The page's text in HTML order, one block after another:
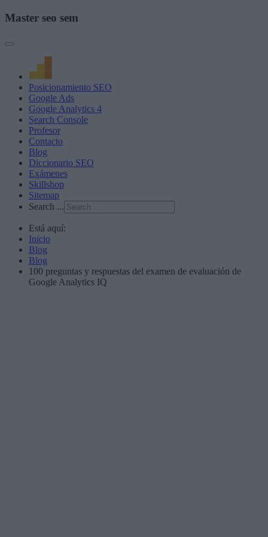
Master seo sem
Posicionamiento SEO
Google Ads
Google Analytics 4
Search Console
Profesor
Contacto
Blog
Diccionario SEO
Exámenes
Skillshop
Sitemap
Search ...
Está aquí:
Inicio
Blog
Blog
100 preguntas y respuestas del examen de evaluación de
Google Analytics IQ